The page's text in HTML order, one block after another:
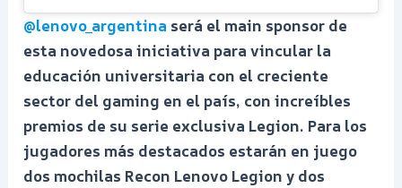
@lenovo_argentina será el main sponsor de
esta novedosa iniciativa para vincular la
educación universitaria con el creciente
sector del gaming en el país, con increíbles
premios de su serie exclusiva Legion. Para los
jugadores más destacados estarán en juego
dos mochilas Recon Lenovo Legion y dos